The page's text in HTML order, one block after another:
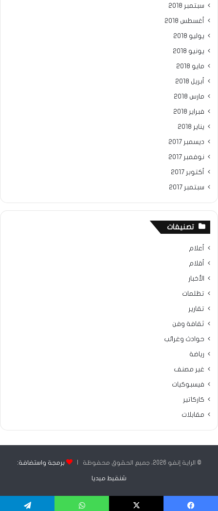
سبتمبر 2018
أغسطس 2018
يوليو 2018
يونيو 2018
مايو 2018
أبريل 2018
مارس 2018
فبراير 2018
يناير 2018
ديسمبر 2017
نوفمبر 2017
أكتوبر 2017
سبتمبر 2017
تصنيفات
أعلام
أقلام
الأخبار
تظلمات
تقارير
ثقافة وفن
حوادث وغرائب
رياضة
غير مصنف
فيسبوكيات
كاركاتير
مقابلات
© الراية إنفو 2026، جميع الحقوق محفوظة | برمجة واستضافة:
شنقيط ميديا